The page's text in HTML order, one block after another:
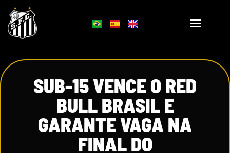
SUB-15 VENCE O RED
BULL BRASIL E
GARANTE VAGA NA
FINAL DO